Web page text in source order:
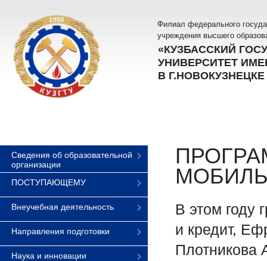
Филиал федерального
учреждения высшего
«КУЗБАССКИЙ
УНИВЕРСИТЕТ
В Г.НОВОКУЗНЕЦКЕ
Сведения об образовательной
организации
ПОСТУПАЮЩЕМУ
Внеучебная деятельность
Направления подготовки
Наука и инновации
В этом году
и кредит,
Плотникова